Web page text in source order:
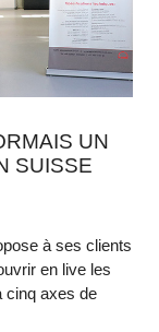
UN
SUISSE
à ses clients
en live les
cinq axes de